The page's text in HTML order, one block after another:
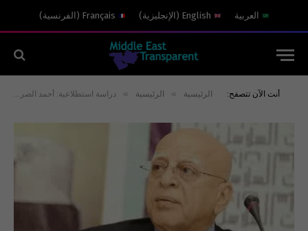
العربية English
( الإنجليزية)
Français
( الفرنسية)
أنت الآن تتصفح: الرئيسية » الرئيسية » دراسة استطلاعية: أحمد الصراف الكاتب الأكثر قراءة وتأثيراً في الكويت